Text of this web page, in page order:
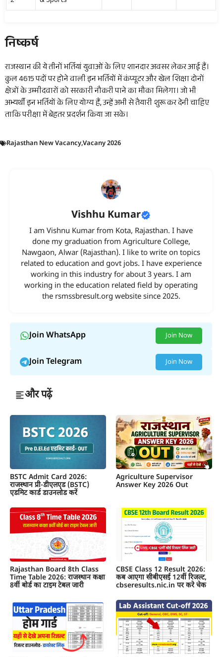
निष्कर्ष
राजस्थान की ये तीनों भर्तियां युवाओं के लिए शानदार अवसर लेकर आई हैं।
कुल 4615 पदों पर होने वाली इन भर्तियों में कंप्यूटर और खेल शिक्षा दोनों
क्षेत्रों के उम्मीदवारों को सरकारी नौकरी पाने का मौका मिलेगा। जो भी
अभ्यर्थी इन भर्तियों के लिए योग्य हैं, उन्हें अभी से तैयारी शुरू कर देनी चाहिए
ताकि परीक्षा में बेहतर प्रदर्शन किया जा सके।
Rajasthan New Vacancy,Vacany 2026
Vishhu Kumar
I am Vishnu Kumar from Kota, Rajasthan. I have
done my graduation from Agriculture College,
Nawgaon, Alwar (Rajasthan). I like to write on topics
related to education and govt jobs. I have experience
working in this industry for about 3 years. I am
working in the education related field by operating
the rsmssbresult.org website since 2025.
Join WhatsApp Join Now
Join Telegram Join Now
और पढ़ें
BSTC Admit Card 2026:
राजस्थान प्री-डीएलएड (BSTC)
एडमिट कार्ड डाउनलोड करें
Agriculture Supervisor
Answer Key 2026 Out
Rajasthan Board 8th Class
Time Table 2026: राजस्थान कक्षा
8वीं बोर्ड का टाइम टेबल जारी
CBSE Class 12 Result 2026:
कब आएगा सीबीएसई 12वीं रिजल्ट,
cbseresults.nic.in पर करे चेक